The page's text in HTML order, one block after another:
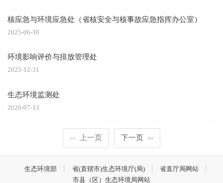
核应急与环境应急处（省核安全与核事故应急指挥办公室）
2025-06-30
环境影响评价与排放管理处
2025-12-31
生态环境监测处
2026-07-13
<< 上一页 下一页 >>
生态环境部 省(直辖市)生态环境厅(局)
省直厅局网站
市县（区）生态环境局网站